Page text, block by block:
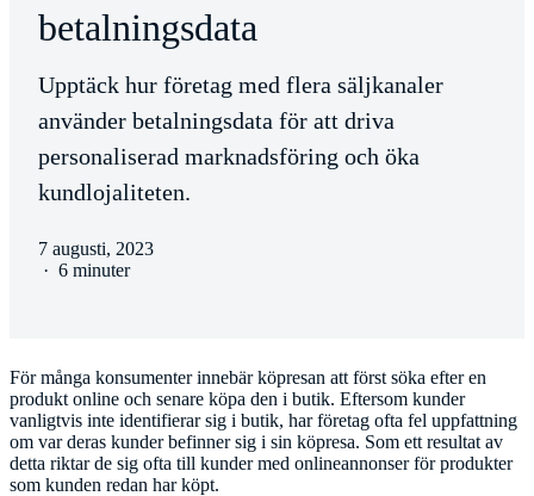
betalningsdata
Upptäck hur företag med flera säljkanaler
använder betalningsdata för att driva
personaliserad marknadsföring och öka
kundlojaliteten.
7 augusti, 2023
· 6 minuter
För många konsumenter innebär köpresan att först söka efter en
produkt online och senare köpa den i butik. Eftersom kunder
vanligtvis inte identifierar sig i butik, har företag ofta fel uppfattning
om var deras kunder befinner sig i sin köpresa. Som ett resultat av
detta riktar de sig ofta till kunder med onlineannonser för produkter
som kunden redan har köpt.